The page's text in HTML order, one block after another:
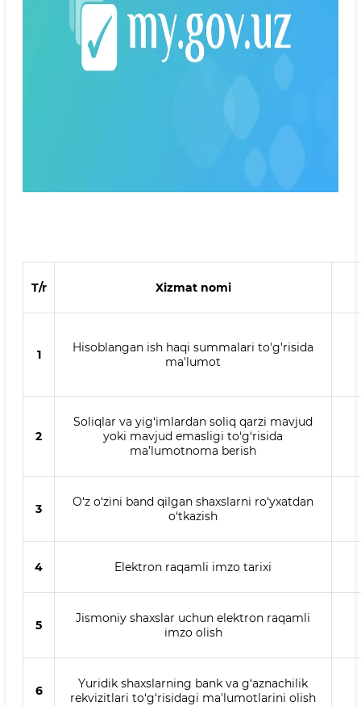
T/r Xizmat nomi
1
Hisoblangan ish haqi summalari to'g'risida
ma'lumot
2
Soliqlar va yig‘imlardan soliq qarzi mavjud
yoki mavjud emasligi to‘g‘risida
ma’lumotnoma berish
3
O‘z o‘zini band qilgan shaxslarni ro‘yxatdan
o‘tkazish
4 Elektron raqamli imzo tarixi
5
Jismoniy shaxslar uchun elektron raqamli
imzo olish
6
Yuridik shaxslarning bank va g‘aznachilik
rekvizitlari to‘g‘risidagi ma'lumotlarini olish